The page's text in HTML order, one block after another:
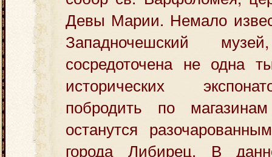
Девы Марии. Немало
Западночешский
сосредоточена не одна
исторических
побродить по
останутся
города Либирец. В